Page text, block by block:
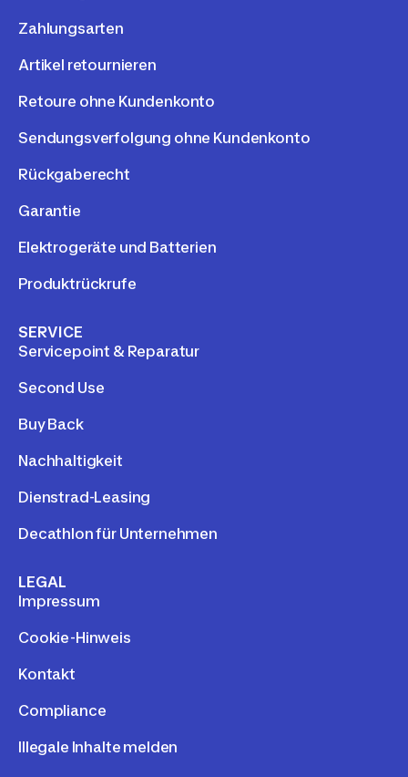
Zahlungsarten
Artikel retournieren
Retoure ohne Kundenkonto
Sendungsverfolgung ohne Kundenkonto
Rückgaberecht
Garantie
Elektrogeräte und Batterien
Produktrückrufe
SERVICE
Servicepoint & Reparatur
Second Use
Buy Back
Nachhaltigkeit
Dienstrad-Leasing
Decathlon für Unternehmen
LEGAL
Impressum
Cookie-Hinweis
Kontakt
Compliance
Illegale Inhalte melden